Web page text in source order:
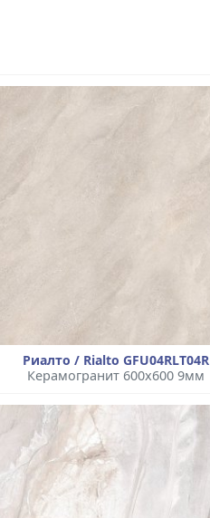
Риалто / Rialto GFU04RLT04R
Керамогранит 600x600 9мм